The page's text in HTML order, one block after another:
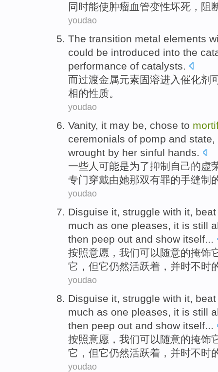
同时能使肿瘤血管变性坏死 ， 阻
youdao
The transition metal elements
could be introduced into the
performance of catalysts.
而过渡金属元素固溶进入催化剂
相的性质。
youdao
Vanity, it may be, chose to
ceremonials of pomp and state,
wrought by her sinful hands.
一些人 可能是为了抑制 自己的虚
专门穿戴由她那双有罪的手缝制
youdao
Disguise it, struggle with it,
much as one pleases, it is still
then peep out and show itself...
按照意愿 ，我们可以随意的掩饰
它，但它仍然活跃着 ， 并时不时
youdao
Disguise it struggle with it,
much as one pleases, it is still
then peep out and show itself
按照意愿 ，我们可以随意的掩饰
它，但它仍然活跃着 ， 并时不时
youdao